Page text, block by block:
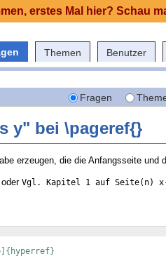
Themen Benutzer
Fragen
y" bei \pageref{}
erzeugen, die die Anfangsseite und
oder Vgl. Kapitel 1 auf Seite(n)
erstes Mal hier? Schau